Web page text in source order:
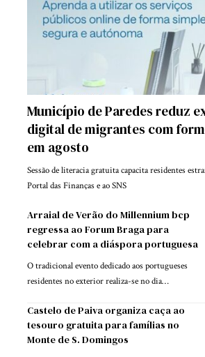
Município de Paredes reduz
digital de migrantes com
em agosto
Sessão de literacia gratuita capacita residentes
Portal das Finanças e ao SNS
Arraial de Verão do Millennium bcp
regressa ao Forum Braga para
celebrar com a diáspora portuguesa
O tradicional evento dedicado aos portugueses
residentes no exterior realiza-se no dia…
Castelo de Paiva organiza caça ao
tesouro gratuita para famílias no
Monte de S. Domingos